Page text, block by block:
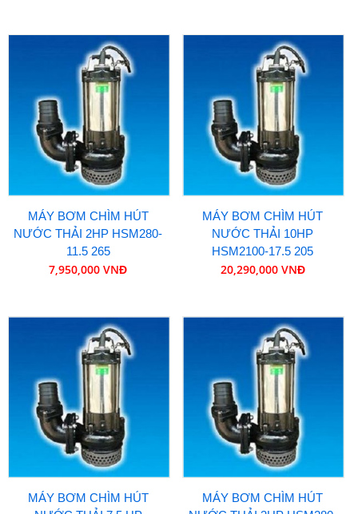
MÁY BƠM CHÌM HÚT
NƯỚC THẢI 2HP HSM280-
11.5 265
7,950,000 VNĐ
MÁY BƠM CHÌM HÚT
NƯỚC THẢI 10HP
HSM2100-17.5 205
20,290,000 VNĐ
MÁY BƠM CHÌM HÚT
MÁY BƠM CHÌM HÚT